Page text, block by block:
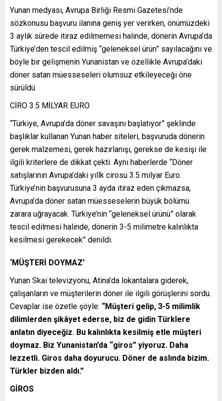
Yunan medyası, Avrupa Birliği Resmi Gazetesi’nde
sözkonusu başvuru ilanına geniş yer verirken, önümüzdeki
3 aylık sürede itiraz edilmemesi halinde, dönerin Avrupa’da
Türkiye’den tescil edilmiş “geleneksel ürün” sayılacağını ve
böyle bir gelişmenin Yunanistan ve özellikle Avrupa’daki
döner satan müesseseleri olumsuz etkileyeceği öne
sürüldü.
CİRO 3.5 MİLYAR EURO
“Türkiye, Avrupa’da döner savaşını başlatıyor” şeklinde
başlıklar kullanan Yunan haber siteleri, başvuruda dönerin
gerek malzemesi, gerek hazırlanışı, gerekse de kesişi ile
ilgili kriterlere de dikkat çekti. Aynı haberlerde “Döner
satışlarının Avrupa’daki yıllk cirosu 3.5 milyar Euro.
Türkiye’nin başvurusuna 3 ayda itiraz eden çıkmazsa,
Avrupa’da döner satan müesseselerin büyük bölümü
zarara uğrayacak. Türkiye’nin “geleneksel ürünü” olarak
tescil edilmesi halinde, dönerin 3-5 milimetre kalınlıkta
kesilmesi gerekecek” denildi.
‘MÜŞTERİ DOYMAZ’
Yunan Skai televizyonu, Atina’da lokantalara giderek,
çalışanların ve müşterilerin döner ile ilgili görüşlerini sordu.
Cevaplar ise özetle şöyle: “Müşteri gelip, 3-5 milimlik
dilimlerden şikâyet ederse, biz de gidin Türklere
anlatın diyeceğiz. Bu kalınlıkta kesilmiş etle müşteri
doymaz. Biz Yunanistan’da “giros” yiyoruz. Daha
lezzetli. Giros daha doyurucu. Döner de aslında bizim.
Türkler bizden aldı.”
GİROS